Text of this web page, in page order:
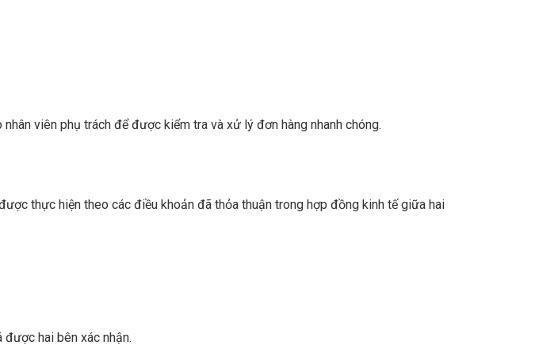
viên phụ trách để được kiểm tra và xử lý đơn hàng nhanh chóng.
thực hiện theo các điều khoản đã thỏa thuận trong hợp đồng kinh tế giữa hai
hai bên xác nhận.